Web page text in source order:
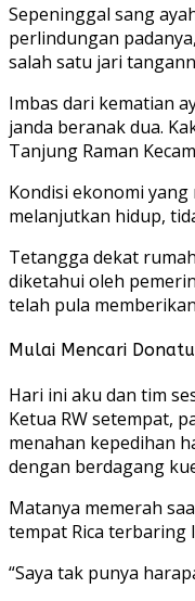
Sepeninggal sang
perlindungan
salah satu jari
Imbas dari kematian
janda beranak dua.
Tanjung Raman
Kondisi ekonomi
melanjutkan hidup,
Tetangga dekat
diketahui oleh
telah pula
Mulai Mencari
Hari ini aku dan tim
Ketua RW setempat,
menahan kepedihan
dengan berdagang
Matanya memerah
tempat Rica terbaring
“Saya tak punya